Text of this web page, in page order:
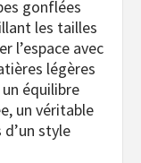
gonflées
les tailles
l’espace avec
légères
équilibre
un véritable
style